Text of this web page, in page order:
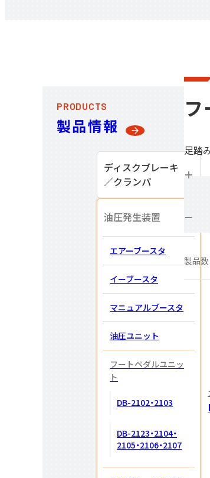
足踏
製品数
PRODUCTS
製品情報
ディスクブレーキ
／クランパ
油圧発生装置
エアーブースタ
イーブースタ
マニュアルブースタ
油圧ユニット
フートペダルユニッ
ト
DB-2102・2103
DB-2123・2104・
2105・2106・2107